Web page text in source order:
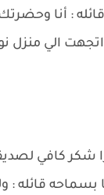
: أنا
الي منزل
شكر كافي
قائله :